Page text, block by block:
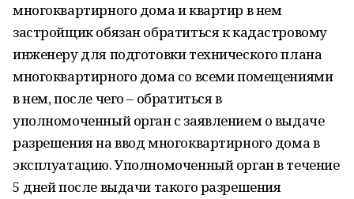
многоквартирного дома и квартир в нем
застройщик обязан обратиться к кадастровому
инженеру для подготовки технического плана
многоквартирного дома со всеми помещениями
в нем, после чего – обратиться в
уполномоченный орган с заявлением о выдаче
разрешения на ввод многоквартирного дома в
эксплуатацию. Уполномоченный орган в течение
5 дней после выдачи такого разрешения